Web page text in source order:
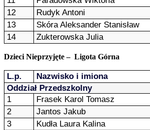
12
Rudyk Antoni
13
Skóra Aleksander Stanisław
14
Zukterowska Julia
Dzieci Nieprzyjęte – Ligota Górna
L.p.
Nazwisko i imiona
Oddział Przedszkolny
1
Frasek Karol Tomasz
2
Jantos Jakub
3
Kudła Laura Kalina